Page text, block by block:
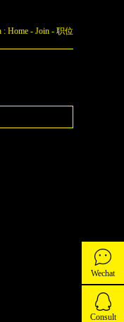
: Home - Join - 职位
Wechat
Consult